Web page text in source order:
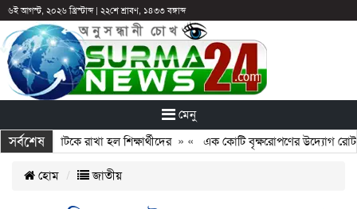
৬ই আগস্ট, ২০২৬ খ্রিস্টাব্দ| ২২শে শ্রাবণ, ১৪৩৩ বঙ্গাব্দ
মেনু
সর্বশেষ
পরও আটকে রাখা হল শিক্ষার্থীদের» «এক কোটি বৃক্ষরোপণের উদ্যোগ
হোম জাতীয়